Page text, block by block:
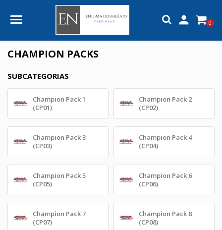
 0
CHAMPION PACKS
SUBCATEGORIAS
Champion Pack 1
(CP01)
Champion Pack 2
(CP02)
Champion Pack 3
(CP03)
Champion Pack 4
(CP04)
Champion Pack 5
(CP05)
Champion Pack 6
(CP06)
Champion Pack 7
(CP07)
Champion Pack 8
(CP08)